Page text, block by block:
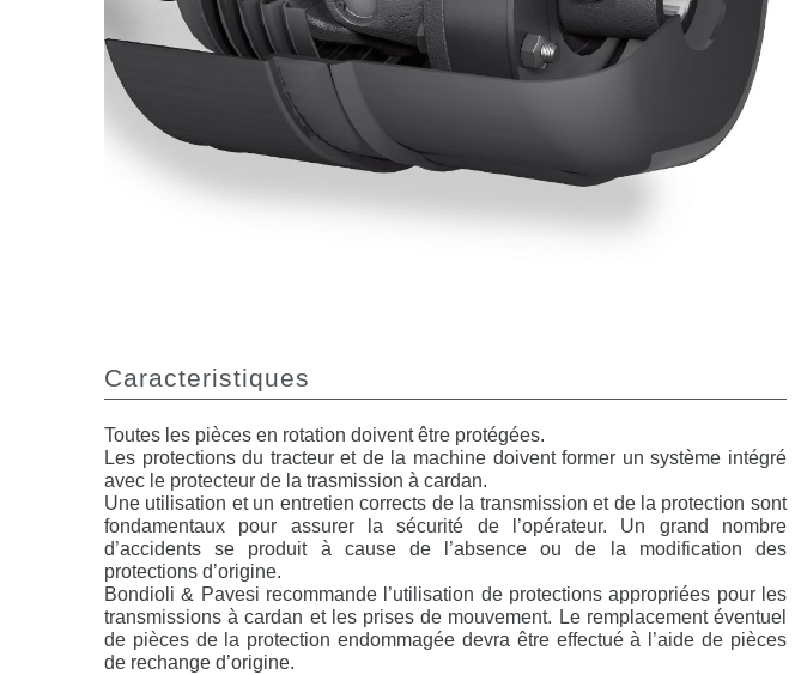
Caracteristiques
Toutes les pièces en rotation doivent être protégées.
Les protections du tracteur et de la machine doivent former un système intégré
avec le protecteur de la trasmission à cardan.
Une utilisation et un entretien corrects de la transmission et de la protection sont
fondamentaux pour assurer la sécurité de l’opérateur. Un grand nombre
d’accidents se produit à cause de l’absence ou de la modification des
protections d’origine.
Bondioli & Pavesi recommande l’utilisation de protections appropriées pour les
transmissions à cardan et les prises de mouvement. Le remplacement éventuel
de pièces de la protection endommagée devra être effectué à l’aide de pièces
de rechange d’origine.